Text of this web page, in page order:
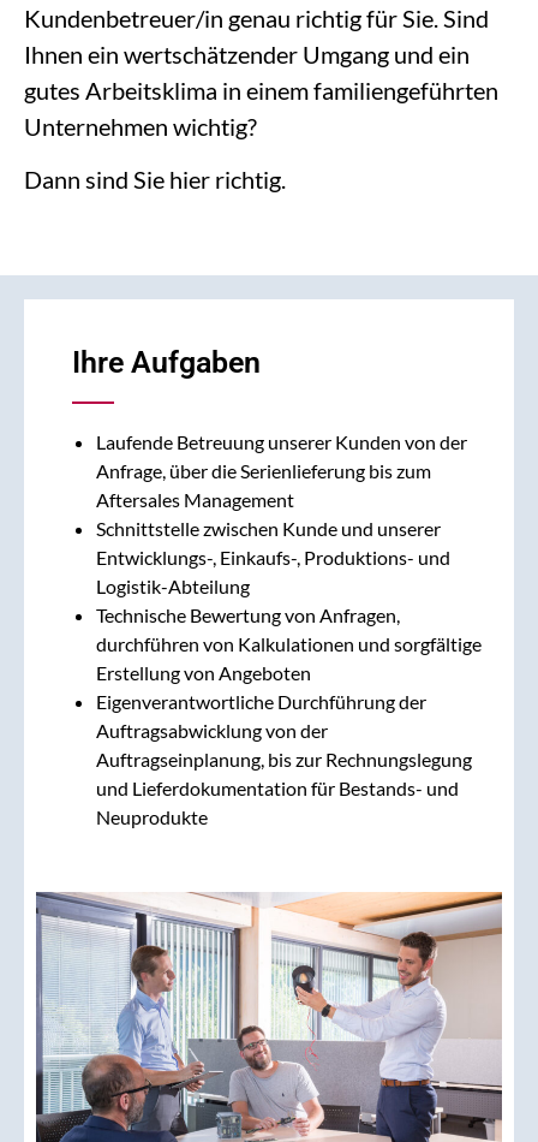
Kundenbetreuer/in genau richtig für Sie. Sind
Ihnen ein wertschätzender Umgang und ein
gutes Arbeitsklima in einem familiengeführten
Unternehmen wichtig?
Dann sind Sie hier richtig.
Ihre Aufgaben
Laufende Betreuung unserer Kunden von der
Anfrage, über die Serienlieferung bis zum
Aftersales Management
Schnittstelle zwischen Kunde und unserer
Entwicklungs-, Einkaufs-, Produktions- und
Logistik-Abteilung
Technische Bewertung von Anfragen,
durchführen von Kalkulationen und sorgfältige
Erstellung von Angeboten
Eigenverantwortliche Durchführung der
Auftragsabwicklung von der
Auftragseinplanung, bis zur Rechnungslegung
und Lieferdokumentation für Bestands- und
Neuprodukte